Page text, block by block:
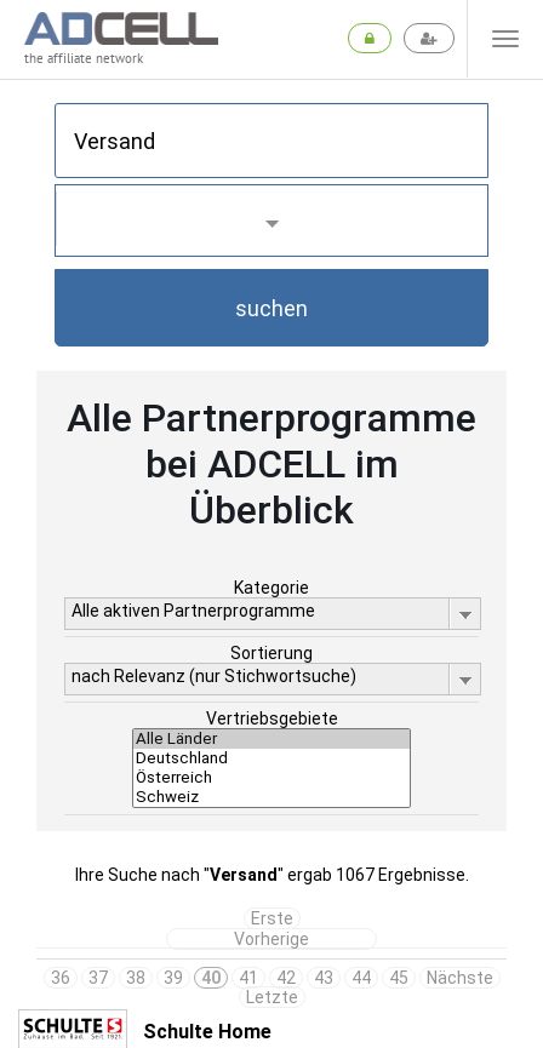
the affiliate network
suchen
Alle Partnerprogramme
bei ADCELL im
Überblick
Kategorie
Alle aktiven Partnerprogramme
Sortierung
nach Relevanz (nur Stichwortsuche)
Vertriebsgebiete
Ihre Suche nach "Versand" ergab 1067 Ergebnisse.
Erste
Vorherige
36
37 38 39 40 41 42 43 44 45
Nächste
Letzte
Schulte Home